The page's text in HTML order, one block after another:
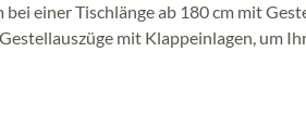
einer Tischlänge ab 180 cm mit
mit Klappeinlagen, um